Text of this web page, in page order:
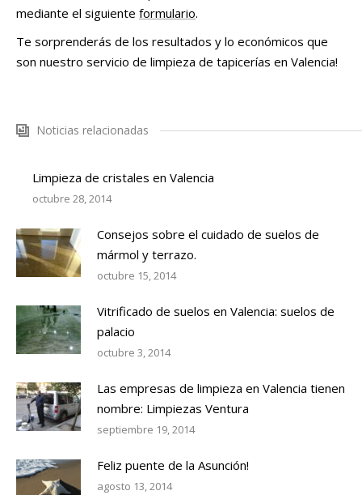
mediante el siguiente formulario.
Te sorprenderás de los resultados y lo económicos que
son nuestro servicio de limpieza de tapicerías en Valencia!
Noticias relacionadas
Limpieza de cristales en Valencia
octubre 28, 2014
Consejos sobre el cuidado de suelos de
mármol y terrazo.
octubre 15, 2014
Vitrificado de suelos en Valencia: suelos de
palacio
octubre 3, 2014
Las empresas de limpieza en Valencia tienen
nombre: Limpiezas Ventura
septiembre 19, 2014
Feliz puente de la Asunción!
agosto 13, 2014